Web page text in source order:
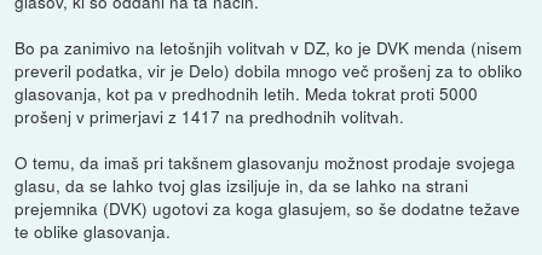
Bo pa zanimivo na letošnjih volitvah v DZ, ko je DVK menda (nisem
preveril podatka, vir je Delo) dobila mnogo več prošenj za to obliko
glasovanja, kot pa v predhodnih letih. Meda tokrat proti 5000
prošenj v primerjavi z 1417 na predhodnih volitvah.
O temu, da imaš pri takšnem glasovanju možnost prodaje svojega
glasu, da se lahko tvoj glas izsiljuje in, da se lahko na strani
prejemnika (DVK) ugotovi za koga glasujem, so še dodatne težave
te oblike glasovanja.